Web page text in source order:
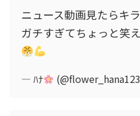
ニュース動画見たらキ
ガチすぎてちょっと笑
— ﾊﾅ